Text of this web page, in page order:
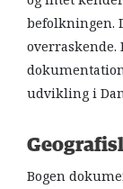
befolkningen.
udvikling i
Bogen